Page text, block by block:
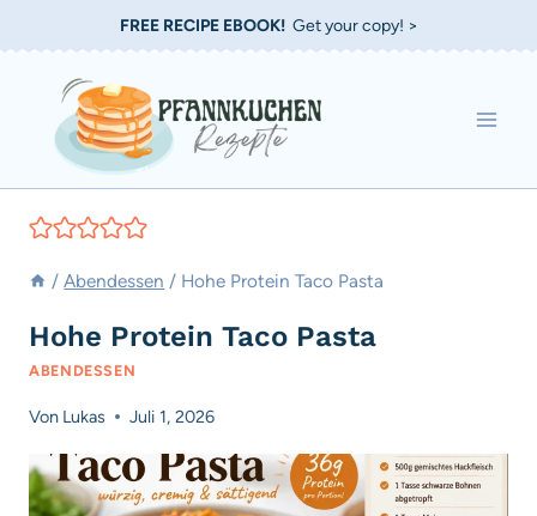
Inhalt
springen
FREE RECIPE EBOOK!Get your copy! >
/ Abendessen / Hohe Protein Taco Pasta
Hohe Protein Taco Pasta
ABENDESSEN
Von Lukas Juli 1, 2026